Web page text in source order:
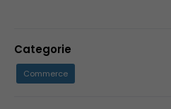
Categorie
Commerce